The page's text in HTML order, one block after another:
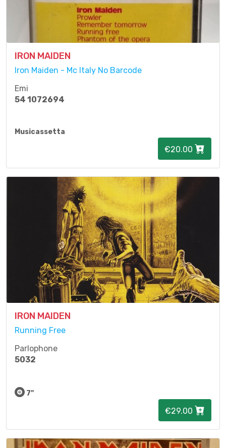
IRON MAIDEN
Iron Maiden - Mc Italy No Barcode
Emi
54 1072694
Musicassetta
€20.00
IRON MAIDEN
Running Free
Parlophone
5032
7"
€29.00